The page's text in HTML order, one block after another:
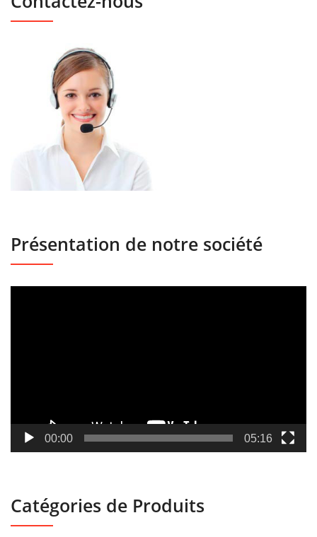
Présentation de notre société
00:00 05:16
Catégories de Produits